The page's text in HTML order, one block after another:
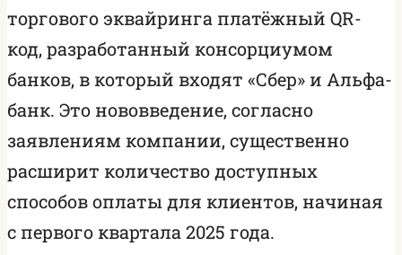
торгового эквайринга платёжный QR-
код, разработанный консорциумом
банков, в который входят «Сбер» и Альфа-
банк. Это нововведение, согласно
заявлениям компании, существенно
расширит количество доступных
способов оплаты для клиентов, начиная
с первого квартала 2025 года.